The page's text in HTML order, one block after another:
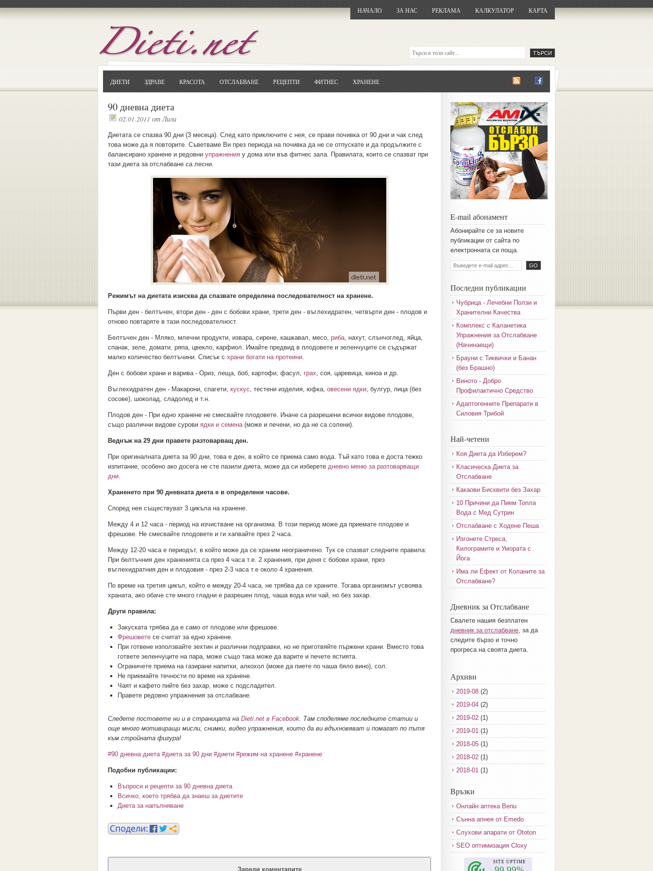
НАЧАЛО ЗА НАС РЕКЛАМА КАЛКУЛАТОР КАРТА
ДИЕТИ ЗДРАВЕ КРАСОТА ОТСЛАБВАНЕ РЕЦЕПТИ ФИТНЕС ХРАНЕНЕ
90 дневна диета
02.01.2011 отЛили
Диетата се спазва 90 дни (3 месеца). След като приключите с нея, се прави почивка от 90 дни и чак след
това може да я повторите. Съветваме Ви през периода на почивка да не се отпускате и да продължите с
балансирано хранене и редовни упражнения у дома или във фитнес зала. Правилата, които се спазват при
тази диета за отслабване са лесни.
Режимът на диетата изисква да спазвате определена последователност на хранене.
Първи ден - белтъчен, втори ден - ден с бобови храни, трети ден - въглехидратен, четвърти ден - плодов и
отново повтаряте в тази последователност.
Белтъчен ден - Мляко, млечни продукти, извара, сирене, кашкавал, месо, риба, нахут, слънчоглед, яйца,
спанак, зеле, домати, ряпа, цвекло, карфиол. Имайте предвид в плодовете и зеленчуците се съдържат
малко количество белтъчини. Списък с храни богати на протеини.
Ден с бобови храни и варива - Ориз, леща, боб, картофи, фасул, грах, соя, царевица, киноа и др.
Въглехидратен ден - Макарони, спагети, кускус, тестени изделия, юфка, овесени ядки, булгур, пица (без
сосове), шоколад, сладолед и т.н.
Плодов ден - При едно хранене не смесвайте плодовете. Иначе са разрешени всички видове плодове,
също различни видове сурови ядки и семена(може и печени, но да не са солени).
Веднъж на 29 дни правете разтоварващ ден.
При оригиналната диета за 90 дни, това е ден, в който се приема само вода. Тъй като това е доста тежко
изпитание, особено ако досега не сте пазили диета, може да си изберете дневно меню за разтоварващи
дни.
Храненето при 90 дневната диета е в определени часове.
Според нея съществуват 3 цикъла на хранене.
Между 4 и 12 часа - период на изчистване на организма. В този период може да приемате плодове и
фрешове. Не смесвайте плодовете и ги хапвайте през 2 часа.
Между 12-20 часа е периодът, в който може да се храним неограничено. Тук се спазват следните правила:
При белтъчния ден храненията са през 4 часа т.е. 2 хранения, при деня с бобови храни, през
въглехидратния ден и плодовия - през 2-3 часа т.е около 4 хранения.
По време на третия цикъл, който е между 20-4 часа, не трябва да се храните. Тогава организмът усвоява
храната, ако обаче сте много гладни е разрешен плод, чаша вода или чай, но без захар.
Други правила:
Закуската трябва да е само от плодове или фрешове.
Фрешовете се считат за едно хранене.
При готвене използвайте зехтин и различни подправки, но не приготвяйте пържени храни. Вместо това
гответе зеленчуците на пара, може също така може да варите и печете ястията.
Ограничете приема на газирани напитки, алкохол (може да пиете по чаша бяло вино), сол.
Не приемайте течности по време на хранене.
Чаят и кафето пийте без захар, може с подсладител.
Правете редовно упражнения за отслабване.
Следете постовете ни и в страницата на Dieti.net в Facebook. Там споделяме последните статии и
още много мотивиращи мисли, снимки, видео упражнения, които да ви вдъхновяват и помагат по пътя
към стройната фигура!
#90 дневна диета #диета за 90 дни #диети #режим на хранене #хранене
Подобни публикации:
Въпроси и рецепти за 90 дневна диета
Всичко, което трябва да знаеш за диетите
Диета за напълняване
Зареди коментарите
E-mail абонамент
Aбoниpaйтe ce зa нoвитe
пyбликaции oт caйтa пo
eлeктpoннaтa cи пoщa.
Последни публикации
Чубрица - Лечебни Ползи и
Хранителни Качества
Комплекс с Каланетика
Упражнения за Отслабване
(Начинаещи)
Брауни с Тиквички и Банан
(без Брашно)
Виното - Добро
Профилактично Средство
Адаптогенните Препарати в
Силовия Трибой
Най-четени
Коя Диета да Изберем?
Класическа Диета за
Отслабване
Какаови Бисквити без Захар
10 Причини да Пием Топла
Вода с Мед Сутрин
Отслабване с Ходене Пеша
Изгонете Стреса,
Килограмите и Умората с
Йога
Има ли Ефект от Коланите за
Отслабване?
Дневник за Отслабване
Свалете нашия безплатен
дневник за отслабване, за да
следите бързо и точно
прогреса на своята диета.
ОтворетеGoogle.bg
... и я въведете в полето:
Сваляне
Архиви
2019-08 (2)
2019-04 (2)
2019-02 (1)
2019-01 (1)
2018-05 (1)
2018-02 (1)
2018-01 (1)
2017-11
2017-10 (3)
2017-08(3)
2017-07(1)
2017-06(2)
2017-05(4)
Връзки
Онлайн аптека Benu
Сънна апнея от Emedo
Слухови апарати от Ototon
SEO оптимизация Cloxy